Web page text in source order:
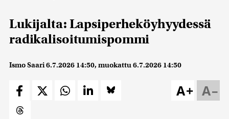
Lukijalta: Lapsiperheköyhyydessä
radikalisoitumispommi
Ismo Saari6.7.2026 14:50, muokattu6.7.2026 14:50
A–
A+